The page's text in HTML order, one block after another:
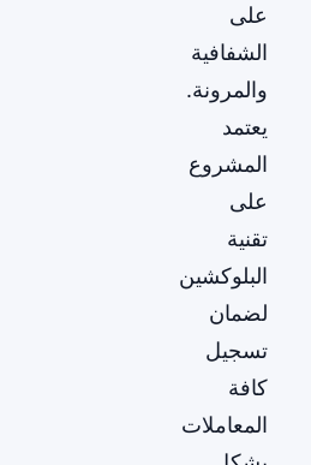
على
الشفافية
والمرونة.
يعتمد
المشروع
على
تقنية
البلوكشين
لضمان
تسجيل
كافة
المعاملات